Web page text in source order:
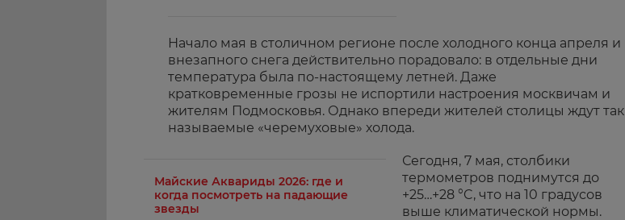
Начало мая в столичном регионе после холодного конца апреля и
внезапного снега действительно порадовало: в отдельные дни
температура была по-настоящему летней. Даже
кратковременные грозы не испортили настроения москвичам и
жителям Подмосковья. Однако впереди жителей столицы ждут так
называемые «черемуховые» холода.
Майские Аквариды 2026: где и
когда посмотреть на падающие
звезды
Сегодня, 7 мая, столбики
термометров поднимутся до
+25…+28 °C, что на 10 градусов
выше климатической нормы.